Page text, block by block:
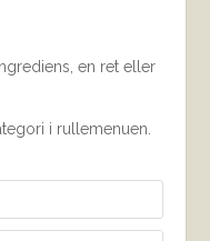
en ret eller
i rullemenuen.